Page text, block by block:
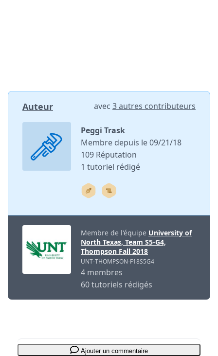
Auteur avec 3 autres contributeurs
Peggi Trask
Membre depuis le 09/21/18
109 Réputation
1 tutoriel rédigé
Membre de l'équipe University of
North Texas, Team S5-G4,
Thompson Fall 2018
UNT-THOMPSON-F18S5G4
4 membres
60 tutoriels rédigés
Ajouter un commentaire